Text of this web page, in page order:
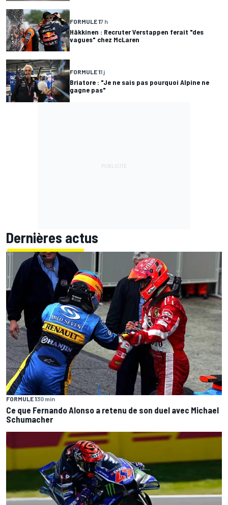
FORMULE 17 h
Häkkinen : Recruter Verstappen ferait "des
vagues" chez McLaren
FORMULE 11 j
Briatore : "Je ne sais pas pourquoi Alpine ne
gagne pas"
Dernières actus
FORMULE 130 min
Ce que Fernando Alonso a retenu de son duel avec Michael
Schumacher